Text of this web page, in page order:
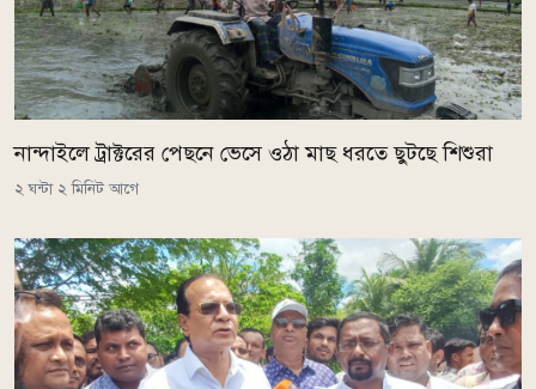
নান্দাইলে ট্রাক্টরের পেছনে ভেসে ওঠা মাছ ধরতে ছুটছে শিশুরা
২ ঘন্টা ২ মিনিট আগে